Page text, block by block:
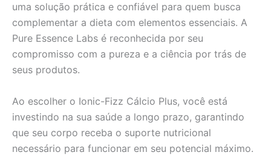
uma solução prática e confiável para quem busca
complementar a dieta com elementos essenciais. A
Pure Essence Labs é reconhecida por seu
compromisso com a pureza e a ciência por trás de
seus produtos.
Ao escolher o Ionic-Fizz Cálcio Plus, você está
investindo na sua saúde a longo prazo, garantindo
que seu corpo receba o suporte nutricional
necessário para funcionar em seu potencial máximo.